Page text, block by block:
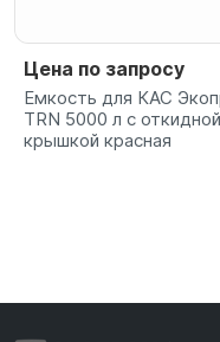
Цена по запросу
Емкость для КАС
TRN 5000 л с откидной
крышкой красная